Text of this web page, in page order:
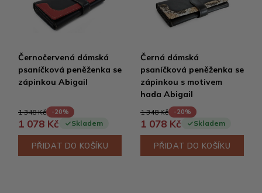
Černočervená dámská
psaníčková peněženka se
zápinkou Abigail
1 348 Kč -20%
1 078 Kč Skladem
PŘIDAT DO KOŠÍKU
Černá dámská
psaníčková peněženka se
zápinkou s motivem
hada Abigail
1 348 Kč -20%
1 078 Kč Skladem
PŘIDAT DO KOŠÍKU